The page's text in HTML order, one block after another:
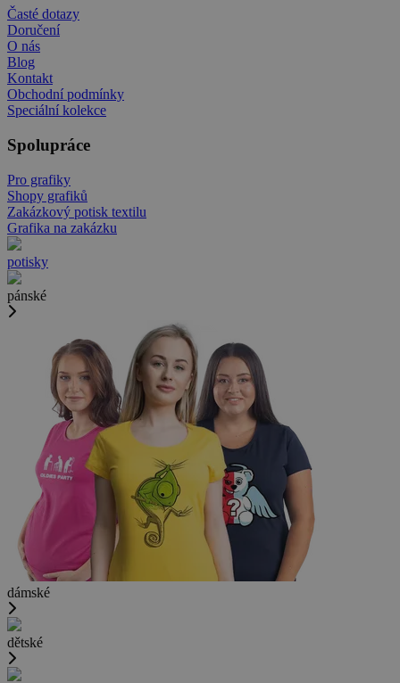
Časté dotazy
Doručení
O nás
Blog
Kontakt
Obchodní podmínky
Speciální kolekce
Spolupráce
Pro grafiky
Shopy grafiků
Zakázkový potisk textilu
Grafika na zakázku
potisky
pánské
dámské
dětské